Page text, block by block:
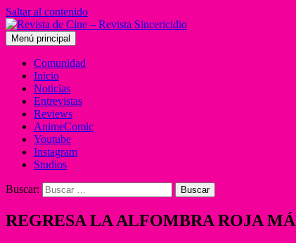
Saltar al contenido
Menú principal
Comunidad
Inicio
Noticias
Entrevistas
Reviews
AnimeComic
Youtube
Instagram
Studios
Buscar:
REGRESA LA ALFOMBRA ROJA